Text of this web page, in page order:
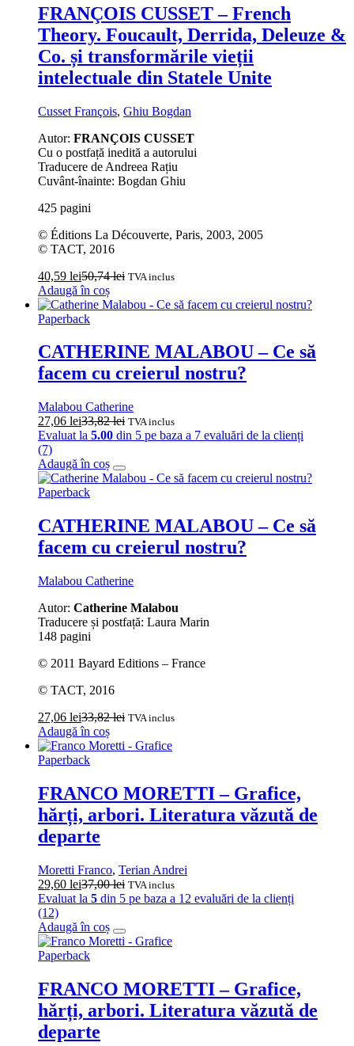
FRANÇOIS CUSSET – French
Theory. Foucault, Derrida, Deleuze &
Co. și transformările vieții
intelectuale din Statele Unite
Cusset François, Ghiu Bogdan
Autor: FRANÇOIS CUSSET
Cu o postfață inedită a autorului
Traducere de Andreea Rațiu
Cuvânt-înainte: Bogdan Ghiu
425 pagini
© Éditions La Découverte, Paris, 2003, 2005
© TACT, 2016
40,59 lei50,74lei TVA inclus
Adaugă în coș
Paperback
CATHERINE MALABOU – Ce să
facem cu creierul nostru?
Malabou Catherine
27,06 lei33,82lei TVA inclus
Evaluat la 5.00 din 5 pe baza a 7 evaluări de la clienți
(7)
Adaugă în coș
Paperback
CATHERINE MALABOU – Ce să
facem cu creierul nostru?
Malabou Catherine
Autor: Catherine Malabou
Traducere și postfață: Laura Marin
148 pagini
© 2011 Bayard Editions – France
© TACT, 2016
27,06 lei33,82lei TVA inclus
Adaugă în coș
Paperback
FRANCO MORETTI – Grafice,
hărți, arbori. Literatura văzută de
departe
Moretti Franco, Terian Andrei
29,60 lei37,00lei TVA inclus
Evaluat la 5 din 5 pe baza a 12 evaluări de la clienți
(12)
Adaugă în coș
Paperback
FRANCO MORETTI – Grafice,
hărți, arbori. Literatura văzută de
departe